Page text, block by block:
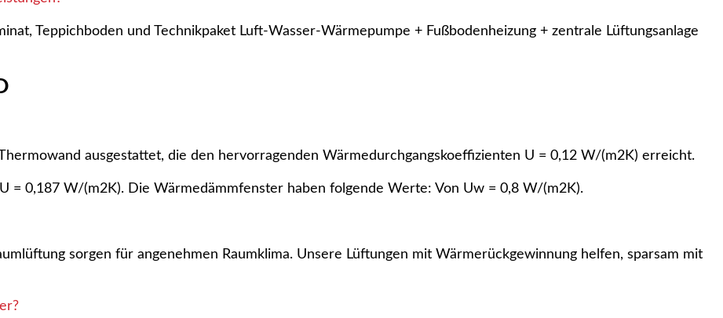
Teppichboden und Technikpaket Luft-Wasser-Wärmepumpe + Fußbodenheizung + zentrale Lüftungsanlage
ausgestattet, die den hervorragenden Wärmedurchgangskoeffizienten U = 0,12 W/(m2K) erreicht.
= 0,187 W/(m2K). Die Wärmedämmfenster haben folgende Werte: Von Uw = 0,8 W/(m2K).
sorgen für angenehmen Raumklima. Unsere Lüftungen mit Wärmerückgewinnung helfen, sparsam mit